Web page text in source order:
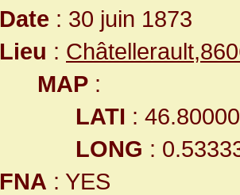
Date : 30 juin 1873
Lieu :
MAP :
LATI :
LONG :
FNA : YES